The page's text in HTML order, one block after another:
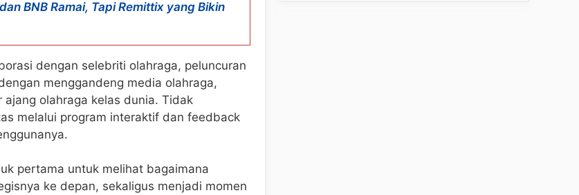
BNB Ramai, Tapi Remittix yang Bikin
dengan selebriti olahraga, peluncuran
menggandeng media olahraga,
olahraga kelas dunia. Tidak
melalui program interaktif dan feedback
pertama untuk melihat bagaimana
ke depan, sekaligus menjadi momen